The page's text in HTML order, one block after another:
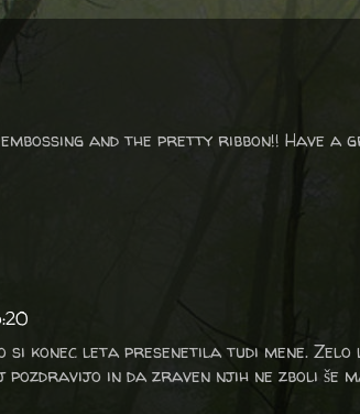
and the pretty ribbon!! Have a
si konec leta presenetila tudi mene.
pozdravijo in da zraven njih ne zboli še